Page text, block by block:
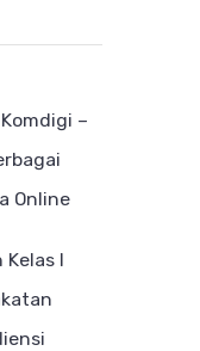
–
Online
Kelas I